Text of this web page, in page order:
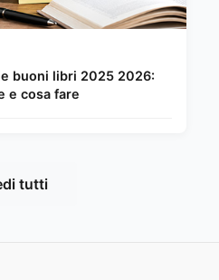
buoni libri 2025 2026:
e cosa fare
tutti